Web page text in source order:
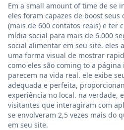
Em a small amount of time de se
eles foram capazes de boost seus
(mais de 600 contatos reais) e ter
mídia social para mais de 6.000
social alimentar em seu site. eles
uma forma visual de mostrar
como eles são coming to a
parecem na vida real. ele exibe
adequada e perfeita,
experiência no local. na verdade,
visitantes que interagiram com
se envolveram 2,5 vezes mais do
em seu site.